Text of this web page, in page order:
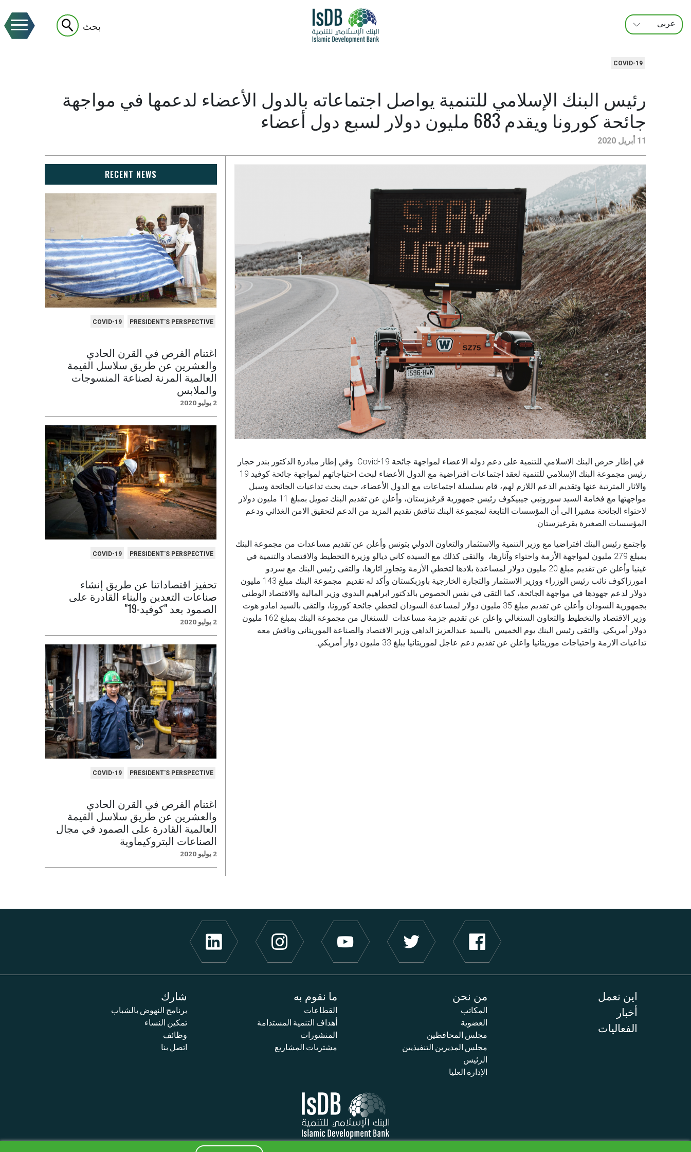
عربى
ENGLISH
FRANÇAIS
بحث
COVID-19
رئيس البنك الإسلامي للتنمية يواصل اجتماعاته بالدول الأعضاء لدعمها في مواجهة
جائحة كورونا ويقدم 683 مليون دولار لسبع دول أعضاء
11 أبريل 2020
في إطار حرص البنك الاسلامي للتنمية على دعم دوله الاعضاء لمواجهة جائحة Covid-19 وفي إطار مبادرة الدكتور بندر حجار
رئيس مجموعة البنك الإسلامي للتنمية لعقد اجتماعات افتراضية مع الدول الأعضاء لبحث احتياجاتهم لمواجهة جائحة كوفيد 19
والاثار المترتبة عنها وتقديم الدعم اللازم لهم، قام بسلسلة اجتماعات مع الدول الأعضاء، حيث بحث تداعيات الجائحة وسبل
مواجهتها مع فخامة السيد سورونبي جيبيكوف رئيس جمهورية قرغيزستان، وأعلن عن تقديم البنك تمويل بمبلغ 11 مليون دولار
لاحتواء الجائحة مشيرا الى أن المؤسسات التابعة لمجموعة البنك تناقش تقديم المزيد من الدعم لتحقيق الامن الغذائي ودعم
المؤسسات الصغيرة بقرغيزستان.
واجتمع رئيس البنك افتراضيا مع وزير التنمية والاستثمار والتعاون الدولي بتونس وأعلن عن تقديم مساعدات من مجموعة البنك
بمبلغ 279 مليون لمواجهة الأزمة واحتواء وآثارها، والتقى كذلك مع السيدة كاني ديالو وزيرة التخطيط والاقتصاد والتنمية في
غينيا وأعلن عن تقديم مبلغ 20 مليون دولار لمساعدة بلادها لتخطي الأزمة وتجاوز اثارها، والتقى رئيس البنك مع سردو
امورزاكوف نائب رئيس الوزراء ووزير الاستثمار والتجارة الخارجية باوزبكستان وأكد له تقديم مجموعة البنك مبلغ 143 مليون
دولار لدعم جهودها في مواجهة الجائحة، كما التقى في نفس الخصوص بالدكتور ابراهيم البدوي وزير المالية والاقتصاد الوطني
بجمهورية السودان وأعلن عن تقديم مبلغ 35 مليون دولار لمساعدة السودان لتخطي جائحة كورونا، والتقى بالسيد امادو هوت
وزير الاقتصاد والتخطيط والتعاون السنغالي واعلن عن تقديم جزمة مساعدات للسنغال من مجموعة البنك بمبلغ 162 مليون
دولار أمريكي. والتقى رئيس البنك يوم الخميس بالسيد عبدالعزيز الداهي وزير الاقتصاد والصناعة الموريتاني وناقش معه
تداعيات الازمة واحتياجات موريتانيا واعلن عن تقديم دعم عاجل لموريتانيا يبلغ 33 مليون دوار أمريكي.
RECENT NEWS
PRESIDENT'S PERSPECTIVE
COVID-19
اغتنام الفرص في القرن الحادي
والعشرين عن طريق سلاسل القيمة
العالمية المرنة لصناعة المنسوجات
والملابس
2 يوليو 2020
PRESIDENT'S PERSPECTIVE
COVID-19
تحفيز اقتصاداتنا عن طريق إنشاء
صناعات التعدين والبناء القادرة على
الصمود بعد "كوفيد-19"
2 يوليو 2020
PRESIDENT'S PERSPECTIVE
COVID-19
اغتنام الفرص في القرن الحادي
والعشرين عن طريق سلاسل القيمة
العالمية القادرة على الصمود في مجال
الصناعات البتروكيماوية
2 يوليو 2020
اين نعمل
أخبار
الفعاليات
من نحن
المكاتب
العضوية
مجلس المحافظين
مجلس المديرين التنفيذيين
الرئيس
الإدارة العليا
ما نقوم به
القطاعات
أهداف التنمية المستدامة
المنشورات
مشتريات المشاريع
شارك
برنامج النهوض بالشباب
تمكين النساء
وظائف
اتصل بنا